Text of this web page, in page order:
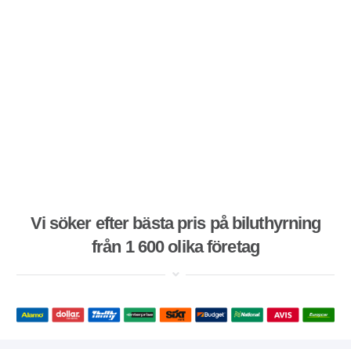
Vi söker efter bästa pris på biluthyrning
från 1 600 olika företag